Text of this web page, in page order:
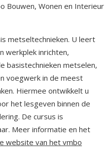
Bouwen, Wonen en Interieur
metseltechnieken. U leert
werkplek inrichten,
basistechnieken metselen,
voegwerk in de meest
Hiermee ontwikkelt u
het lesgeven binnen de
De cursus is
Meer informatie en het
website van het vmbo